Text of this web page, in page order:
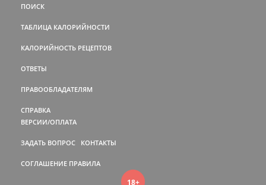
ПОИСК
ТАБЛИЦА КАЛОРИЙНОСТИ
КАЛОРИЙНОСТЬ РЕЦЕПТОВ
ОТВЕТЫ
ПРАВООБЛАДАТЕЛЯМ
СПРАВКА
ВЕРСИИ/ОПЛАТА
ЗАДАТЬ ВОПРОС КОНТАКТЫ
СОГЛАШЕНИЕ ПРАВИЛА
18+